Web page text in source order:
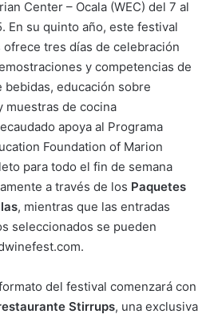
Center – Ocala (WEC) del 7 al
En su quinto año, este festival
tres días de celebración
y competencias de
educación sobre
muestras de cocina
apoya al Programa
Foundation of Marion
para todo el fin de semana
a través de los Paquetes
, mientras que las entradas
seleccionados se pueden
del festival comenzará con
Stirrups, una exclusiva